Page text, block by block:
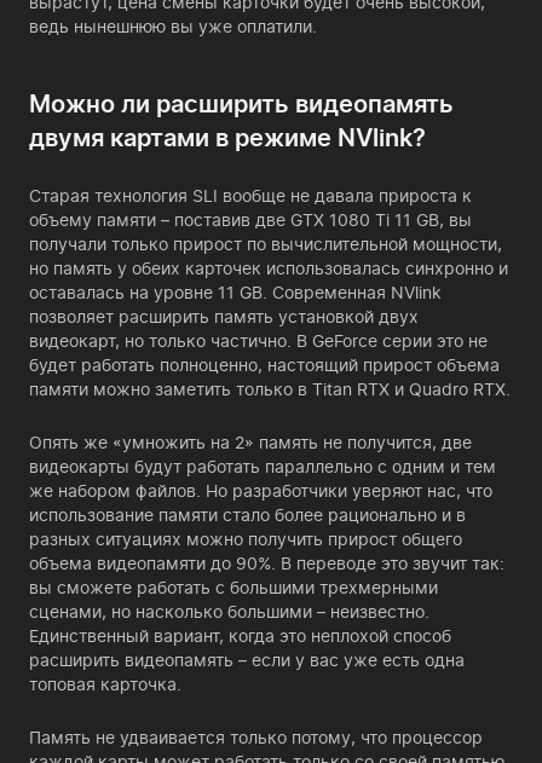
ведь нынешнюю вы уже оплатили.
Можно ли расширить видеопамять
двумя картами в режиме NVlink?
Старая технология SLI вообще не давала прироста к
объему памяти – поставив две GTX 1080 Ti 11 GB, вы
получали только прирост по вычислительной мощности,
но память у обеих карточек использовалась синхронно и
оставалась на уровне 11 GB. Современная NVlink
позволяет расширить память установкой двух
видеокарт, но только частично. В GeForce серии это не
будет работать полноценно, настоящий прирост объема
памяти можно заметить только в Titan RTX и Quadro RTX.
Опять же «умножить на 2» память не получится, две
видеокарты будут работать параллельно с одним и тем
же набором файлов. Но разработчики уверяют нас, что
использование памяти стало более рационально и в
разных ситуациях можно получить прирост общего
объема видеопамяти до 90%. В переводе это звучит так:
вы сможете работать с большими трехмерными
сценами, но насколько большими – неизвестно.
Единственный вариант, когда это неплохой способ
расширить видеопамять – если у вас уже есть одна
топовая карточка.
Память не удваивается только потому, что процессор